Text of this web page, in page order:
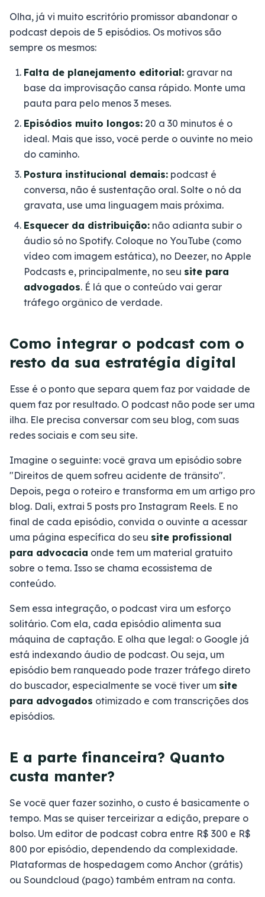
Olha, já vi muito escritório promissor abandonar o
podcast depois de 5 episódios. Os motivos são
sempre os mesmos:
Falta de planejamento editorial: gravar na
base da improvisação cansa rápido. Monte uma
pauta para pelo menos 3 meses.
Episódios muito longos: 20 a 30 minutos é o
ideal. Mais que isso, você perde o ouvinte no meio
do caminho.
Postura institucional demais: podcast é
conversa, não é sustentação oral. Solte o nó da
gravata, use uma linguagem mais próxima.
Esquecer da distribuição: não adianta subir o
áudio só no Spotify. Coloque no YouTube (como
vídeo com imagem estática), no Deezer, no Apple
Podcasts e, principalmente, no seu site para
advogados. É lá que o conteúdo vai gerar
tráfego orgânico de verdade.
Como integrar o podcast com o
resto da sua estratégia digital
Esse é o ponto que separa quem faz por vaidade de
quem faz por resultado. O podcast não pode ser uma
ilha. Ele precisa conversar com seu blog, com suas
redes sociais e com seu site.
Imagine o seguinte: você grava um episódio sobre
"Direitos de quem sofreu acidente de trânsito".
Depois, pega o roteiro e transforma em um artigo pro
blog. Dali, extrai 5 posts pro Instagram Reels. E no
final de cada episódio, convida o ouvinte a acessar
uma página específica do seu site profissional
para advocacia onde tem um material gratuito
sobre o tema. Isso se chama ecossistema de
conteúdo.
Sem essa integração, o podcast vira um esforço
solitário. Com ela, cada episódio alimenta sua
máquina de captação. E olha que legal: o Google já
está indexando áudio de podcast. Ou seja, um
episódio bem ranqueado pode trazer tráfego direto
do buscador, especialmente se você tiver um site
para advogados otimizado e com transcrições dos
episódios.
E a parte financeira? Quanto
custa manter?
Se você quer fazer sozinho, o custo é basicamente o
tempo. Mas se quiser terceirizar a edição, prepare o
bolso. Um editor de podcast cobra entre R$ 300 e R$
800 por episódio, dependendo da complexidade.
Plataformas de hospedagem como Anchor (grátis)
ou Soundcloud (pago) também entram na conta.